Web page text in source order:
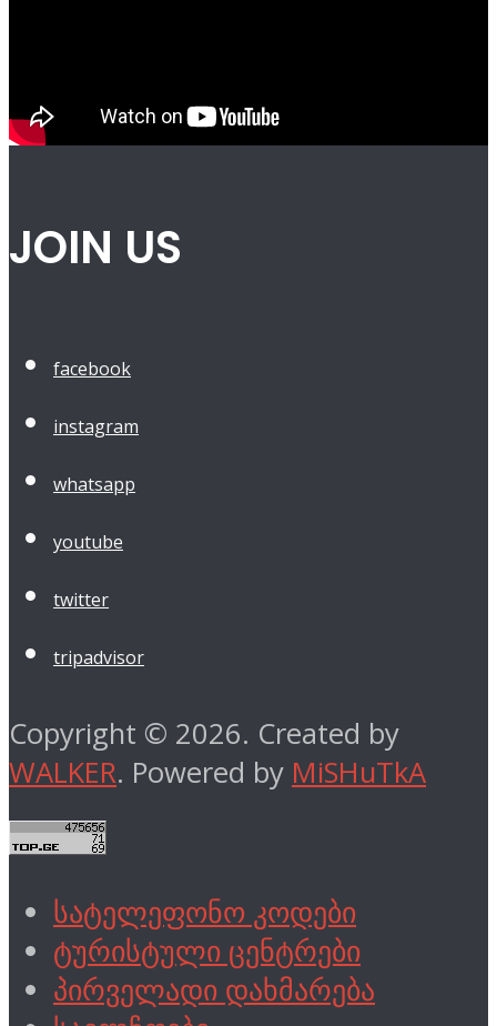
JOIN US
facebook
instagram
whatsapp
youtube
twitter
tripadvisor
Copyright © 2026. Created by
WALKER. Powered by MiSHuTkA
სატელეფონო კოდები
ტურისტული ცენტრები
პირველადი დახმარება